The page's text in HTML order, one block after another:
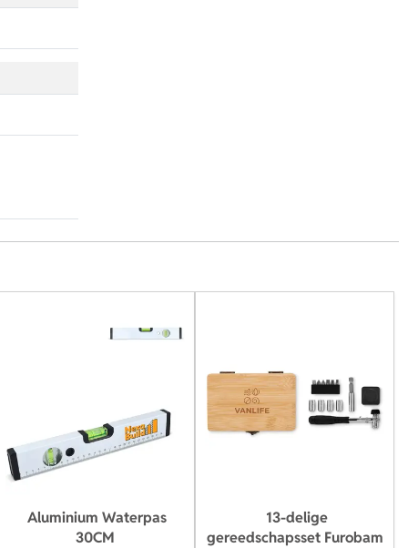
Aluminium Waterpas
30CM
13-delige
gereedschapsset Furobam